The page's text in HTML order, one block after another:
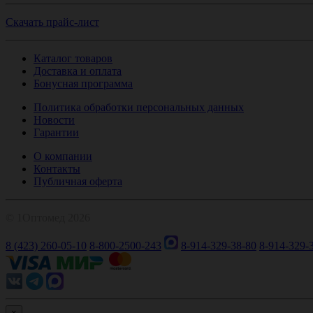
Скачать прайс-лист
Каталог товаров
Доставка и оплата
Бонусная программа
Политика обработки персональных данных
Новости
Гарантии
О компании
Контакты
Публичная оферта
8 (423) 260-05-10 8-800-2500-243 8-914-329-38-80 8-914-329-